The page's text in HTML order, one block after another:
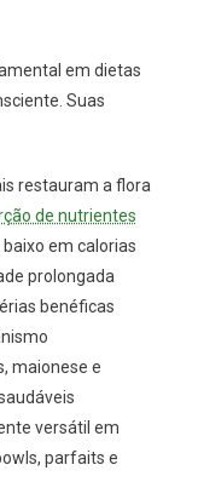
em dietas
Suas
restauram a flora
de nutrientes
em calorias
prolongada
benéficas
maionese e
versátil em
parfaits e